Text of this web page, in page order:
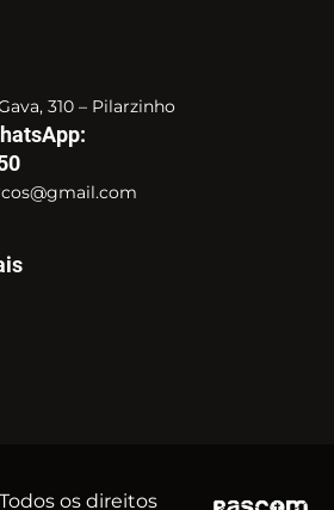
310 – Pilarzinho
os direitos